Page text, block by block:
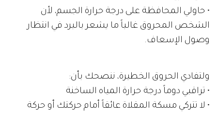
• حاولي المحافظة على درجة حرارة الجسم، لأن
الشخص المحروق غالباً ما يشعر بالبرد في انتظار
وصول الإسعاف.
ولتفادي الحروق الخطيرة، ننصحك بأن:
• تراقبي دوماً درجة حرارة المياه الساخنة
• لا تتركي مسكة المقلاة عائقاً أمام حركتك أو حركة